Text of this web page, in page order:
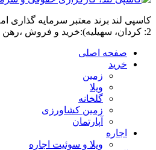
2: کردان، سهیلیه):خرید و فروش ،رهن و اجاره
صفحه اصلی
خرید
زمین
ویلا
گلخانه
زمین کشاورزی
آپارتمان
اجاره
ویلا و سوئیت اجاره